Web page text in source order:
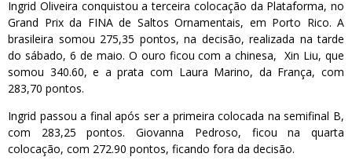
Ingrid Oliveira conquistou a terceira colocação da Plataforma, no
Grand Prix da FINA de Saltos Ornamentais, em Porto Rico. A
brasileira somou 275,35 pontos, na decisão, realizada na tarde
do sábado, 6 de maio. O ouro ficou com a chinesa, Xin Liu, que
somou 340.60, e a prata com Laura Marino, da França, com
283,70 pontos.
Ingrid passou a final após ser a primeira colocada na semifinal B,
com 283,25 pontos. Giovanna Pedroso, ficou na quarta
colocação, com 272.90 pontos, ficando fora da decisão.